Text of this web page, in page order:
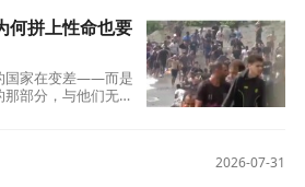
何拼上性命也要
国家在变差——而是
那部分，与他们无
2026-07-31